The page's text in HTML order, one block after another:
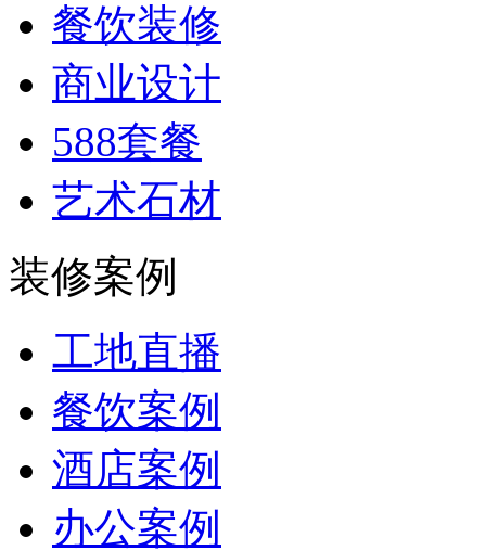
餐饮装修
商业设计
588套餐
艺术石材
装修案例
工地直播
餐饮案例
酒店案例
办公案例